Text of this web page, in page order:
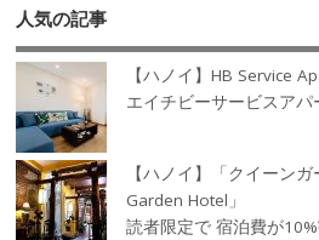
人気の記事
【ハノイ】HB Service
エイチビーサービスアパ
【ハノイ】「クイーン
Garden Hotel」
読者限定で 宿泊費が10%